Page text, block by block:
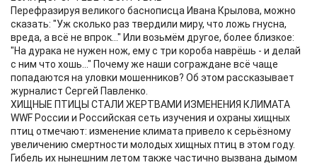
Перефразируя великого баснописца Ивана Крылова, можно
сказать: "Уж сколько раз твердили миру, что ложь гнусна,
вреда, а всё не впрок..." Или возьмём другое, более близкое:
"На дурака не нужен нож, ему с три короба наврёшь - и делай
с ним что хошь..." Почему же наши сограждане всё чаще
попадаются на уловки мошенников? Об этом рассказывает
журналист Сергей Павленко.
ХИЩНЫЕ ПТИЦЫ СТАЛИ ЖЕРТВАМИ ИЗМЕНЕНИЯ КЛИМАТА
WWF России и Российская сеть изучения и охраны хищных
птиц отмечают: изменение климата привело к серьёзному
увеличению смертности молодых хищных птиц в этом году.
Гибель их нынешним летом также частично вызвана дымом